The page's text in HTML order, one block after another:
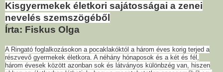
Kisgyermekek életkori sajátosságai a zenei
nevelés szemszögéből
Írta: Fiskus Olga
A Ringató foglalkozásokon a pocaklakóktól a három éves korig terjed a
részvevő gyermekek életkora. A néhány hónaposok és a két és fél,
három évesek között azonban sok és látványos különbzég van, hiszen